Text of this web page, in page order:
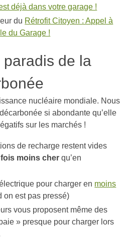
déjà dans votre garage !
du Rétrofit Citoyen : Appel à
du Garage !
paradis de la
nucléaire mondiale. Nous
si abondante qu’elle
sur les marchés !
de recharge restent vides
moins cher qu’en
pour charger en moins
on est pas pressé)
vous proposent même des
» presque pour charger lors